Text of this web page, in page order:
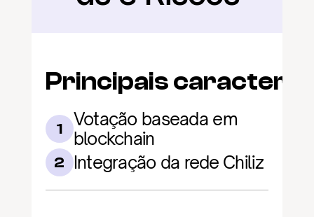
Principais
1
Votação baseada em
blockchain
2 Integração da rede Chiliz